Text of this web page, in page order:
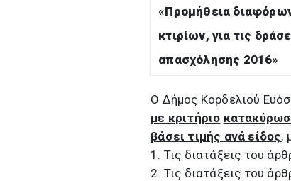
«Προμήθεια
κτιρίων, για τις
απασχόλησης 2016»
Ο Δήμος Κορδελιού
με κριτήριο
βάσει τιμής ανά είδος,
1. Τις διατάξεις του
2. Τις διατάξεις του